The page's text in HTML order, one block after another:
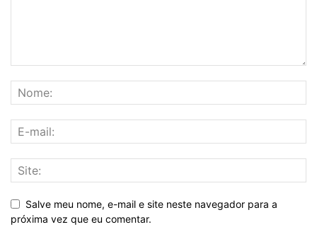
Salve meu nome, e-mail e site neste navegador para a
próxima vez que eu comentar.